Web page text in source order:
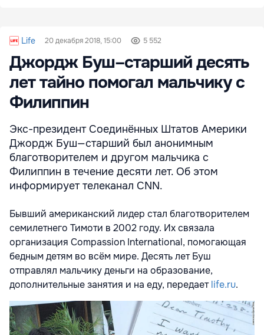
Life 20 декабря 2018, 15:00 5 552
Джордж Буш–старший десять
лет тайно помогал мальчику с
Филиппин
Экс-президент Соединённых Штатов Америки
Джордж Буш—старший был анонимным
благотворителем и другом мальчика с
Филиппин в течение десяти лет. Об этом
информирует телеканал CNN.
Бывший американский лидер стал благотворителем
семилетнего Тимоти в 2002 году. Их связала
организация Compassion International, помогающая
бедным детям во всём мире. Десять лет Буш
отправлял мальчику деньги на образование,
дополнительные занятия и на еду, передаетlife.ru.